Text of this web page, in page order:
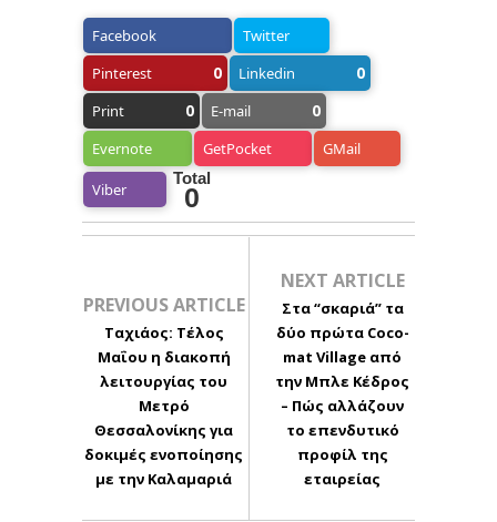
Facebook
Twitter
Pinterest
0 Linkedin 0
Print 0 E-mail 0
Evernote GetPocket GMail
Viber
Total
0
PREVIOUS ARTICLE
Ταχιάος: Τέλος
Μαΐου η διακοπή
λειτουργίας του
Μετρό
Θεσσαλονίκης για
δοκιμές ενοποίησης
με την Καλαμαριά
NEXT ARTICLE
Στα “σκαριά” τα
δύο πρώτα Coco-
mat Village από
την Μπλε Κέδρος
– Πώς αλλάζουν
το επενδυτικό
προφίλ της
εταιρείας